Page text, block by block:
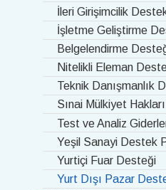
İleri Girişimcilik
İşletme Geliştirme
Belgelendirme
Nitelikli Eleman
Teknik Danışmanlık
Sınai Mülkiyet
Test ve Analiz
Yeşil Sanayi Destek
Yurtiçi Fuar Desteği
Yurt Dışı Pazar